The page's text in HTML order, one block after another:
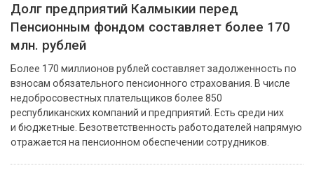
Долг предприятий Калмыкии перед
Пенсионным фондом составляет более 170
млн. рублей
Более 170 миллионов рублей составляет задолженность по
взносам обязательного пенсионного страхования. В числе
недобросовестных плательщиков более 850
республиканских компаний и предприятий. Есть среди них
и бюджетные. Безответственность работодателей напрямую
отражается на пенсионном обеспечении сотрудников.